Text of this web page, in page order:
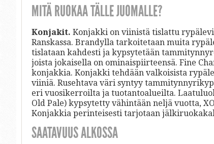
MITÄ RUOKAA TÄLLE JUOMALLE?
Konjakit. Konjakki on viinistä tislattu
Ranskassa. Brandylla tarkoitetaan muita
tislataan kahdesti ja kypsytetään
joista jokaisella on ominaispiirteensä. Fine
konjakkia. Konjakki tehdään valkoisista
viiniä. Rusehtava väri syntyy
eri vuosikerroilta ja tuotantoalueilta.
Old Pale) kypsytetty vähintään neljä vuotta,
Konjakkia perinteisesti tarjotaan
SAATAVUUS ALKOSSA